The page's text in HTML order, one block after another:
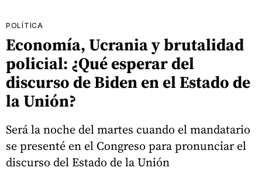
POLÍTICA
Economía, Ucrania y brutalidad
policial: ¿Qué esperar del
discurso de Biden en el Estado de
la Unión?
Será la noche del martes cuando el mandatario
se presenté en el Congreso para pronunciar el
discurso del Estado de la Unión